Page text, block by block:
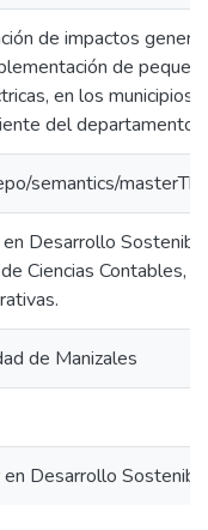
de impactos
de
en los municipios
del departamento
semantics/
Desarrollo
Ciencias Contables,
de Manizales
Desarrollo